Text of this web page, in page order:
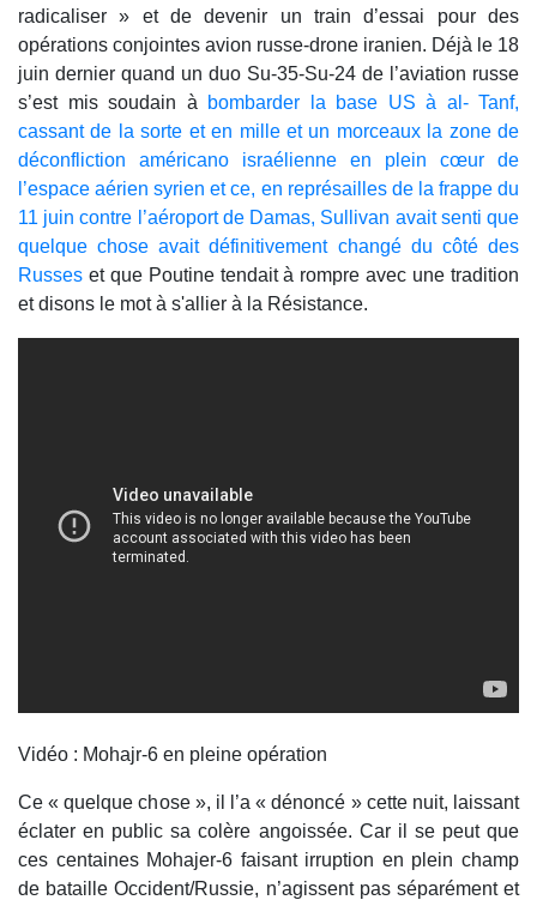
radicaliser » et de devenir un train d’essai pour des
opérations conjointes avion russe-drone iranien. Déjà le 18
juin dernier quand un duo Su-35-Su-24 de l’aviation russe
s’est mis soudain à bombarder la base US à al- Tanf,
cassant de la sorte et en mille et un morceaux la zone de
déconfliction américano israélienne en plein cœur de
l’espace aérien syrien et ce, en représailles de la frappe du
11 juin contre l’aéroport de Damas, Sullivan avait senti que
quelque chose avait définitivement changé du côté des
Russes et que Poutine tendait à rompre avec une tradition
et disons le mot à s'allier à la Résistance.
Vidéo : Mohajr-6 en pleine opération
Ce « quelque chose », il l’a « dénoncé » cette nuit, laissant
éclater en public sa colère angoissée. Car il se peut que
ces centaines Mohajer-6 faisant irruption en plein champ
de bataille Occident/Russie, n’agissent pas séparément et